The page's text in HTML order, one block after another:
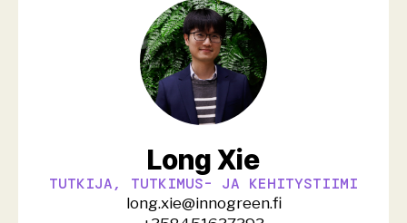
Long Xie
TUTKIJA, TUTKIMUS- JA KEHITYSTIIMI
long.xie@innogreen.fi